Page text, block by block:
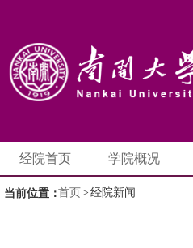
经院首页 学院概况
当前位置：首页 > 经院新闻